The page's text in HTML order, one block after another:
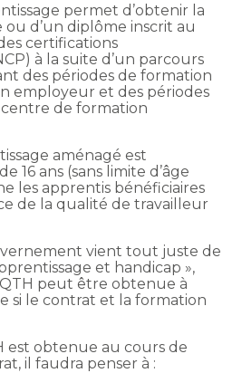
permet d’obtenir la
d’un diplôme inscrit au
certifications
à la suite d’un parcours
des périodes de formation
employeur et des périodes
de formation
aménagé est
16 ans (sans limite d’âge
les apprentis bénéficiaires
de la qualité de travailleur
vient tout juste de
et handicap »,
peut être obtenue à
si le contrat et la formation
est obtenue au cours de
il faudra penser à :